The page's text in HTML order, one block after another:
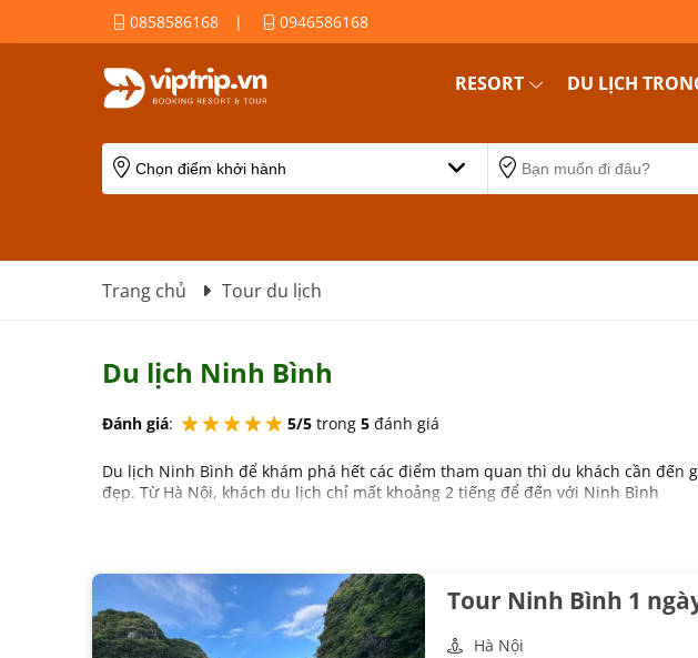
0858586168 | 0946586168
RESORT DU LỊCH
Trang chủ Tour du lịch
Du lịch Ninh Bình
Đánh giá: 5/5 trong 5 đánh giá
Du lịch Ninh Bình để khám phá hết các điểm tham quan thì du khách cần
đẹp. Từ Hà Nội, khách du lịch chỉ mất khoảng 2 tiếng để đến với Ninh Bình
Tour Ninh Bình 1
Hà Nội